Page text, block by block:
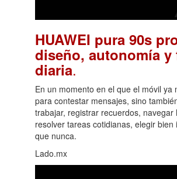
HUAWEI pura 90s
diseño, autonomía y
diaria.
En un momento en el que el móvil ya
para contestar mensajes, sino
trabajar, registrar recuerdos, navegar
resolver tareas cotidianas, elegir bien
que nunca.
Lado.mx